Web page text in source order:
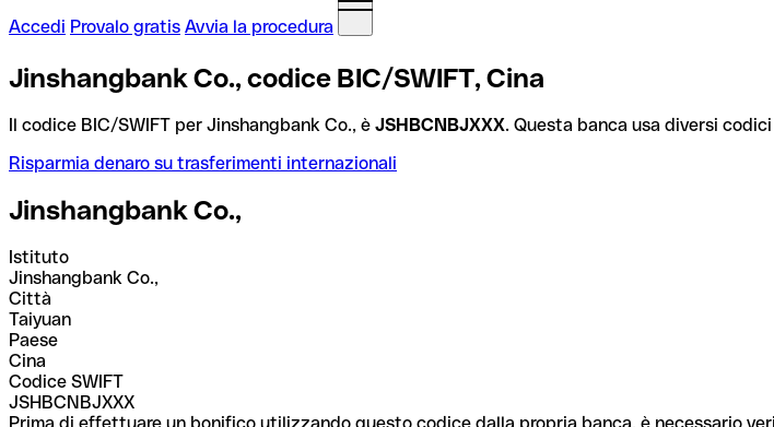
Accedi Provalo gratis Avvia la procedura
Jinshangbank Co., codice BIC/SWIFT, Cina
Il codice BIC/SWIFT per Jinshangbank Co., è JSHBCNBJXXX. Questa banca usa diversi
Risparmia denaro su trasferimenti internazionali
Jinshangbank Co.,
Istituto
Jinshangbank Co.,
Città
Taiyuan
Paese
Cina
Codice SWIFT
JSHBCNBJXXX
Prima di effettuare un bonifico utilizzando questo codice dalla propria banca, è necessario